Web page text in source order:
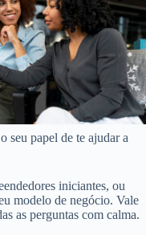
seu papel de te ajudar a
iniciantes, ou
modelo de negócio. Vale
as perguntas com calma.